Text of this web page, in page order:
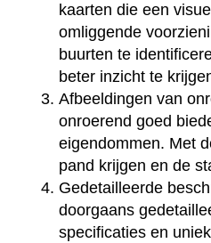
kaarten die een
omliggende
buurten te
beter inzicht te
Afbeeldingen van
onroerend goed
eigendommen. Met
pand krijgen en de
Gedetailleerde
doorgaans
specificaties en